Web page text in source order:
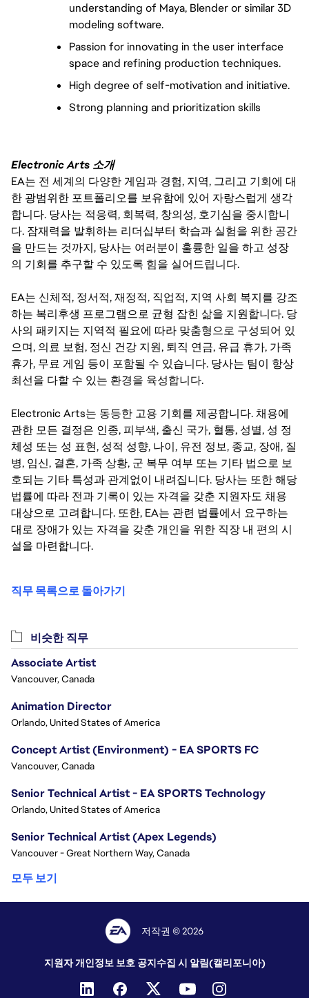
understanding of Maya, Blender or similar 3D
modeling software.
Passion for innovating in the user interface
space and refining production techniques.
High degree of self-motivation and initiative.
Strong planning and prioritization skills
Electronic Arts 소개
EA는 전 세계의 다양한 게임과 경험, 지역, 그리고 기회에 대
한 광범위한 포트폴리오를 보유함에 있어 자랑스럽게 생각
합니다. 당사는 적응력, 회복력, 창의성, 호기심을 중시합니
다. 잠재력을 발휘하는 리더십부터 학습과 실험을 위한 공간
을 만드는 것까지, 당사는 여러분이 훌륭한 일을 하고 성장
의 기회를 추구할 수 있도록 힘을 실어드립니다.
EA는 신체적, 정서적, 재정적, 직업적, 지역 사회 복지를 강조
하는 복리후생 프로그램으로 균형 잡힌 삶을 지원합니다. 당
사의 패키지는 지역적 필요에 따라 맞춤형으로 구성되어 있
으며, 의료 보험, 정신 건강 지원, 퇴직 연금, 유급 휴가, 가족
휴가, 무료 게임 등이 포함될 수 있습니다. 당사는 팀이 항상
최선을 다할 수 있는 환경을 육성합니다.
Electronic Arts는 동등한 고용 기회를 제공합니다. 채용에
관한 모든 결정은 인종, 피부색, 출신 국가, 혈통, 성별, 성 정
체성 또는 성 표현, 성적 성향, 나이, 유전 정보, 종교, 장애, 질
병, 임신, 결혼, 가족 상황, 군 복무 여부 또는 기타 법으로 보
호되는 기타 특성과 관계없이 내려집니다. 당사는 또한 해당
법률에 따라 전과 기록이 있는 자격을 갖춘 지원자도 채용
대상으로 고려합니다. 또한, EA는 관련 법률에서 요구하는
대로 장애가 있는 자격을 갖춘 개인을 위한 직장 내 편의 시
설을 마련합니다.
직무 목록으로 돌아가기
비슷한 직무
Associate Artist
Vancouver, Canada
Animation Director
Orlando, United States of America
Concept Artist (Environment) - EA SPORTS FC
Vancouver, Canada
Senior Technical Artist - EA SPORTS Technology
Orlando, United States of America
Senior Technical Artist (Apex Legends)
Vancouver - Great Northern Way, Canada
모두 보기
저작권 © 2026
지원자 개인정보 보호 공지수집 시 알림(캘리포니아)